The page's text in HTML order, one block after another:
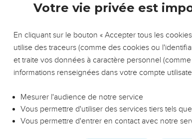
L’ÉVÉNEMENT DE L’ANNÉE !
VOUS ÉVITER LES VOTRES ?
pour leurs réussites, leur impact, leur foi ou leur vision.
et les saisons difficiles qu'ils ont traversés, alors même que ce
entrepreneurs, et responsables reviennent sur les erreurs
et les clés pour avancer avec plus de sagesse afin que leurs
vous guidiez un ministère, une équipe, un groupe ou une
vous.
Votre vie privée est
En cliquant sur le bouton « Accepter tous les
utilise des traceurs (comme des cookies ou
et traite vos données à caractère personnel
informations renseignées dans votre compte
Mesurer l'audience de notre service
Vous permettre d'utiliser des services tiers tels
Vous permettre d'entrer en contact avec notre